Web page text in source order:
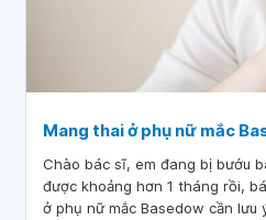
Mang thai ở phụ nữ mắc
Chào bác sĩ, em đang bị bướu
được khoảng hơn 1 tháng rồi,
ở phụ nữ mắc Basedow cần lưu